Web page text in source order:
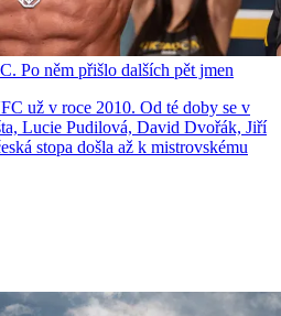
Po něm přišlo dalších pět jmen
už v roce 2010. Od té doby se v
Lucie Pudilová, David Dvořák, Jiří
stopa došla až k mistrovskému